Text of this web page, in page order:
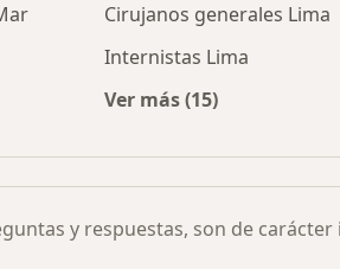
Cirujanos generales Lima
Internistas Lima
Ver más (15)
y respuestas, son de